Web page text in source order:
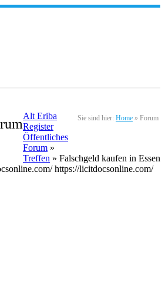
Sie sind hier: Home » Forum
Alt Eriba
Register
Öffentliches
Forum »
Treffen » Falschgeld kaufen in Essen
https://licitdocsonline.com/